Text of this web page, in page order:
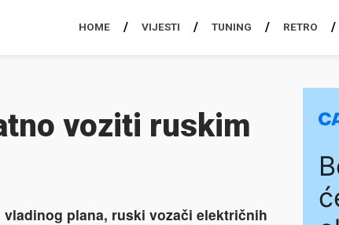
HOME VIJESTI TUNING RETRO
voziti ruskim
plana, ruski vozači električnih